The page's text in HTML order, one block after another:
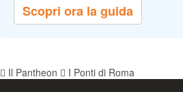
Scopri ora la guida
Il Pantheon
I Ponti di Roma